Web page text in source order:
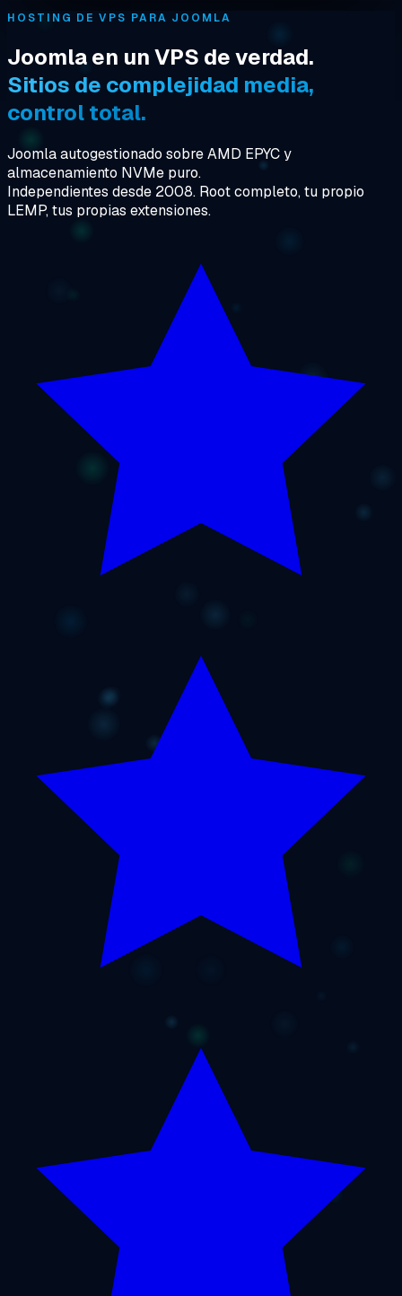
HOSTING DE VPS PARA JOOMLA
Joomla en un VPS de verdad.
Sitios de complejidad media,
control total.
Joomla autogestionado sobre AMD EPYC y
almacenamiento NVMe puro.
Independientes desde 2008. Root completo, tu propio
LEMP, tus propias extensiones.